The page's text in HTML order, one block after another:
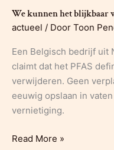
We kunnen het blijkbaar
actueel / Door Toon
Een Belgisch bedrijf uit
claimt dat het PFAS
verwijderen. Geen
eeuwig opslaan in
vernietiging.
We
Read More »